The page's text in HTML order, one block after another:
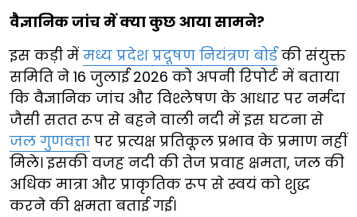
वैज्ञानिक जांच में क्या कुछ आया सामने?
इस कड़ी में मध्य प्रदेश प्रदूषण नियंत्रण बोर्डकी संयुक्त
समिति ने 16 जुलाई 2026 को अपनी रिपोर्ट में बताया
कि वैज्ञानिक जांच और विश्लेषण के आधार पर नर्मदा
जैसी सतत रूप से बहने वाली नदी में इस घटना से
जल गुणवत्ता पर प्रत्यक्ष प्रतिकूल प्रभाव के प्रमाण नहीं
मिले। इसकी वजह नदी की तेज प्रवाह क्षमता, जल की
अधिक मात्रा और प्राकृतिक रूप से स्वयं को शुद्ध
करने की क्षमता बताई गई।